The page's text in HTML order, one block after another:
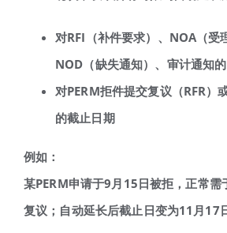
对RFI （补件要求）、 NOA （受
NOD （缺失通知）、审计通知
对PERM拒件提交复议（RFR）
的截止日期
例如：
某PERM申请于9 月 15日被拒，正常需
复议；自动延长后截止日变为11 月17